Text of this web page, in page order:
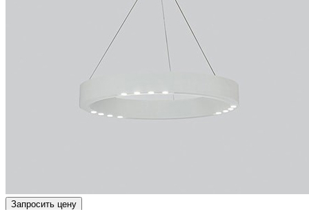
Запросить цену